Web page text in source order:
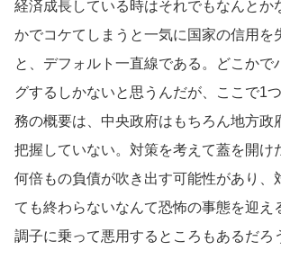
経済成長している時はそれでもなんとか
かでコケてしまうと一気に国家の信用を
と、デフォルト一直線である。どこかで
グするしかないと思うんだが、ここで1
務の概要は、中央政府はもちろん地方政
把握していない。対策を考えて蓋を開け
何倍もの負債が吹き出す可能性があり、
ても終わらないなんて恐怖の事態を迎え
調子に乗って悪用するところもあるだろ